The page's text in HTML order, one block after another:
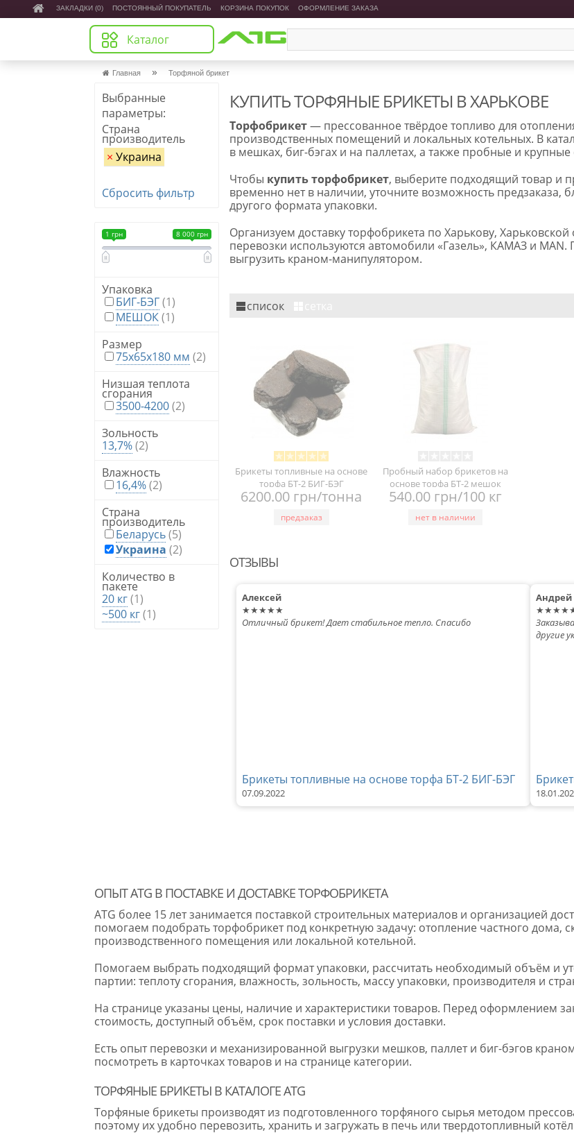
ЗАКЛАДКИ (0) ПОСТОЯННЫЙ ПОКУПАТЕЛЬ КОРЗИНА ПОКУПОК ОФОРМЛЕНИЕ ЗАКАЗА
Каталог
Главная » Торфяной брикет
Выбранные
параметры:
Страна
производитель
× Украина
Сбросить фильтр
1 грн 8 000 грн
Упаковка
БИГ-БЭГ(1)
МЕШОК(1)
Размер
75x65x180 мм (2)
Низшая теплота
сгорания
3500-4200(2)
Зольность
13,7%(2)
Влажность
16,4%(2)
Страна
производитель
Беларусь(5)
Украина (2)
Количество в
пакете
20 кг(1)
~500 кг(1)
КУПИТЬ ТОРФЯНЫЕ БРИКЕТЫ В ХАРЬКОВЕ
Торфобрикет— прессованное твёрдое топливо для
производственных помещений и локальных котельных. В
в мешках, биг-бэгах и на паллетах, а также пробные и
Чтобы купить торфобрикет, выберите подходящий товар и
временно нет в наличии, уточните возможность предзаказа,
другого формата упаковки.
Организуем доставку торфобрикета по Харькову,
перевозки используются автомобили «Газель», КАМАЗ и
выгрузить краном-манипулятором.
список
Брикеты топливные на основе
торфа БТ-2 БИГ-БЭГ
6200.00 грн/тонна
предзаказ
Пробный набор брикетов на
основе торфа БТ-2 мешок
540.00 грн/100 кг
нет в наличии
ОТЗЫВЫ
Алексей
★★★★★
Отличный брикет! Дает стабильное тепло. Спасибо
Брикеты топливные на основе торфа БТ-2 БИГ-БЭГ
07.09.2022
Андрей
другие
ОПЫТ ATG В ПОСТАВКЕ И ДОСТАВКЕ ТОРФОБРИКЕТА
ATG более 15 лет занимается поставкой строительных материалов и организацией
помогаем подобрать торфобрикет под конкретную задачу: отопление частного дома,
производственного помещения или локальной котельной.
Помогаем выбрать подходящий формат упаковки, рассчитать необходимый объём и
партии: теплоту сгорания, влажность, зольность, массу упаковки, производителя и
На странице указаны цены, наличие и характеристики товаров. Перед оформлением
стоимость, доступный объём, срок поставки и условия доставки.
Есть опыт перевозки и механизированной выгрузки мешков, паллет и биг-бэгов
посмотреть в карточках товаров и на странице категории.
ТОРФЯНЫЕ БРИКЕТЫ В КАТАЛОГЕ ATG
Торфяные брикеты производят из подготовленного торфяного сырья методом
поэтому их удобно перевозить, хранить и загружать в печь или твердотопливный